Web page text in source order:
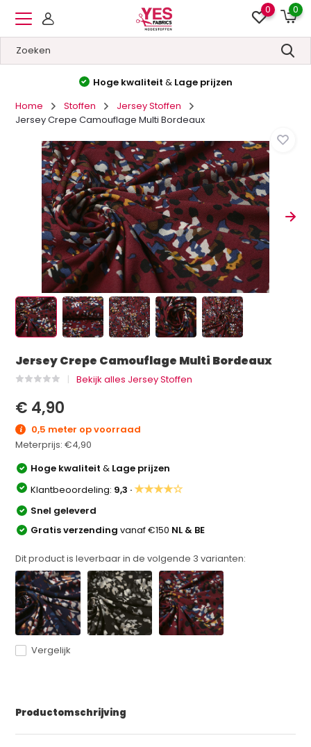
0 0
Hoge kwaliteit & Lage prijzen
Home
Stoffen
Jersey Stoffen
Jersey Crepe Camouflage Multi Bordeaux
Jersey Crepe Camouflage Multi Bordeaux
Bekijk alles Jersey Stoffen
€ 4,90
0,5 meter op voorraad
Meterprijs:€4,90
Hoge kwaliteit& Lage prijzen
Klantbeoordeling: 9,3 ·★★★★☆
Snel geleverd
Gratis verzendingvanaf €150 NL & BE
Dit product is leverbaar in de volgende 3 varianten:
Vergelijk
Productomschrijving